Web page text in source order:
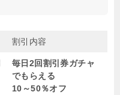
割引内容
毎日2回割引券ガチャ
でもらえる
10～50％オフ